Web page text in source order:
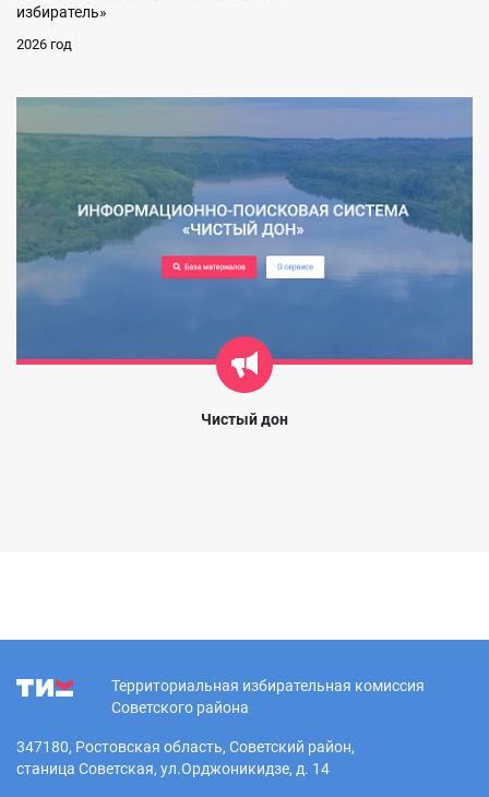
избиратель»
2026 год
Чистый дон
Территориальная избирательная комиссия
Советского района
347180, Ростовская область, Советский район,
станица Советская, ул.Орджоникидзе, д. 14